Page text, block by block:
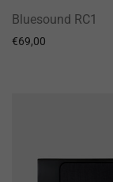
Bluesound RC1
€69,00